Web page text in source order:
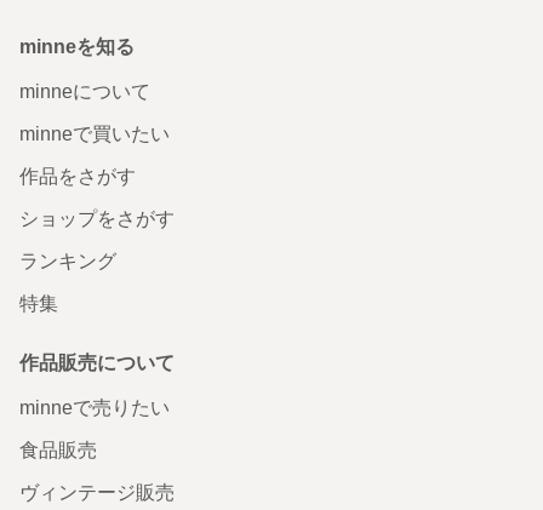
minneを知る
minneについて
minneで買いたい
作品をさがす
ショップをさがす
ランキング
特集
作品販売について
minneで売りたい
食品販売
ヴィンテージ販売